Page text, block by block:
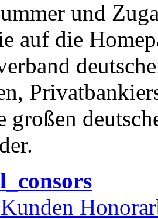
und
auf die
großen